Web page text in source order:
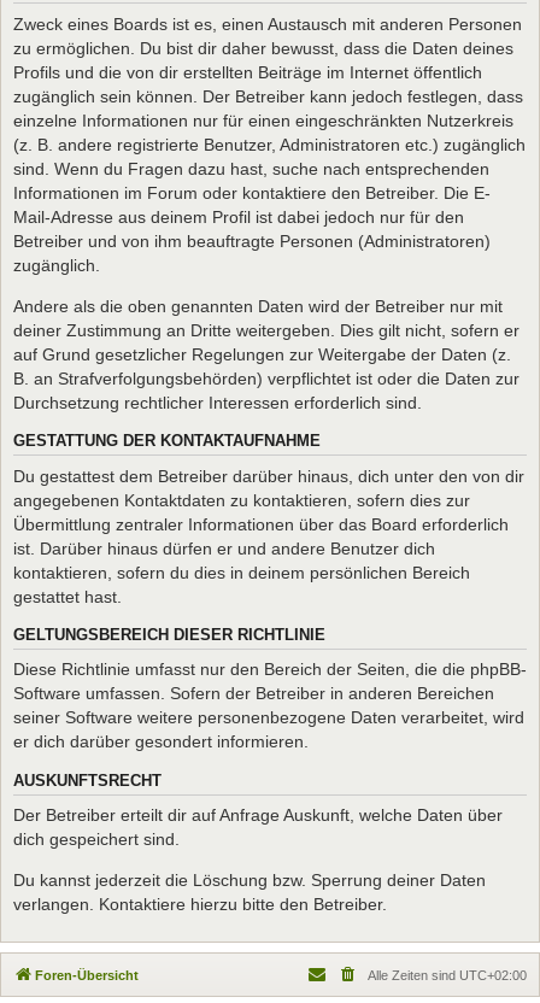
Zweck eines Boards ist es, einen Austausch mit anderen Personen
zu ermöglichen. Du bist dir daher bewusst, dass die Daten deines
Profils und die von dir erstellten Beiträge im Internet öffentlich
zugänglich sein können. Der Betreiber kann jedoch festlegen, dass
einzelne Informationen nur für einen eingeschränkten Nutzerkreis
(z. B. andere registrierte Benutzer, Administratoren etc.) zugänglich
sind. Wenn du Fragen dazu hast, suche nach entsprechenden
Informationen im Forum oder kontaktiere den Betreiber. Die E-
Mail-Adresse aus deinem Profil ist dabei jedoch nur für den
Betreiber und von ihm beauftragte Personen (Administratoren)
zugänglich.
Andere als die oben genannten Daten wird der Betreiber nur mit
deiner Zustimmung an Dritte weitergeben. Dies gilt nicht, sofern er
auf Grund gesetzlicher Regelungen zur Weitergabe der Daten (z.
B. an Strafverfolgungsbehörden) verpflichtet ist oder die Daten zur
Durchsetzung rechtlicher Interessen erforderlich sind.
GESTATTUNG DER KONTAKTAUFNAHME
Du gestattest dem Betreiber darüber hinaus, dich unter den von dir
angegebenen Kontaktdaten zu kontaktieren, sofern dies zur
Übermittlung zentraler Informationen über das Board erforderlich
ist. Darüber hinaus dürfen er und andere Benutzer dich
kontaktieren, sofern du dies in deinem persönlichen Bereich
gestattet hast.
GELTUNGSBEREICH DIESER RICHTLINIE
Diese Richtlinie umfasst nur den Bereich der Seiten, die die phpBB-
Software umfassen. Sofern der Betreiber in anderen Bereichen
seiner Software weitere personenbezogene Daten verarbeitet, wird
er dich darüber gesondert informieren.
AUSKUNFTSRECHT
Der Betreiber erteilt dir auf Anfrage Auskunft, welche Daten über
dich gespeichert sind.
Du kannst jederzeit die Löschung bzw. Sperrung deiner Daten
verlangen. Kontaktiere hierzu bitte den Betreiber.
Foren-Übersicht Alle Zeiten sind UTC+02:00